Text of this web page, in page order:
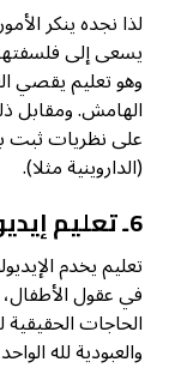
لذا نجده ينكر
يسعى إلى
وهو تعليم يقصي
الهامش. ومقابل
على نظريات ثبت
(الداروينية مثلا).
6ـ تعليم إيديولوجي
تعليم يخدم
في عقول
الحاجات الحقيقية
والعبودية لله